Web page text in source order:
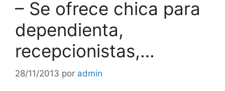
– Se ofrece chica para
dependienta,
recepcionistas,…
28/11/2013 por admin